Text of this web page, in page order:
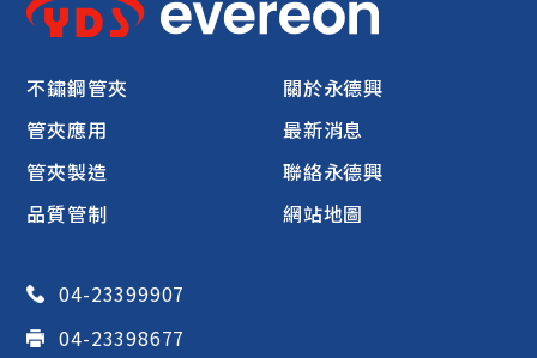
不鏽鋼管夾
管夾應用
管夾製造
品質管制
關於永德興
最新消息
聯絡永德興
網站地圖
04-23399907
04-23398677